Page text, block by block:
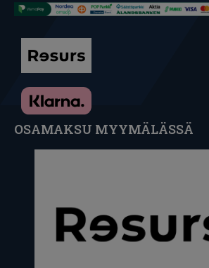
OSAMAKSU MYYMÄLÄSSÄ